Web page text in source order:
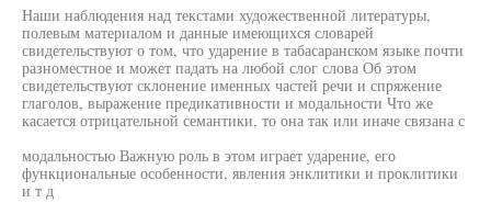
Наши наблюдения над текстами художественной литературы,
полевым материалом и данные имеющихся словарей
свидетельствуют о том, что ударение в табасаранском языке почти
разноместное и может падать на любой слог слова Об этом
свидетельствуют склонение именных частей речи и спряжение
глаголов, выражение предикативности и модальности Что же
касается отрицательной семантики, то она так или иначе связана с
модальностью Важную роль в этом играет ударение, его
функциональные особенности, явления энклитики и проклитики
и т д